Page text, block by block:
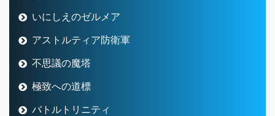
いにしえのゼルメア
アストルティア防衛軍
不思議の魔塔
極致への道標
バトルトリニティ